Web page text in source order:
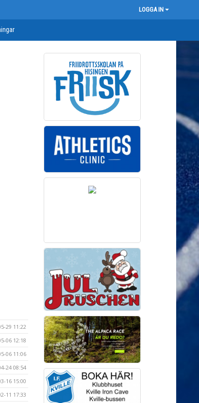
LOGGA IN
29 11:22
06 12:18
06 11:06
24 08:54
16 15:00
11 17:33